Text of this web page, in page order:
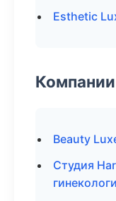
Esthetic
Beauty
Студия